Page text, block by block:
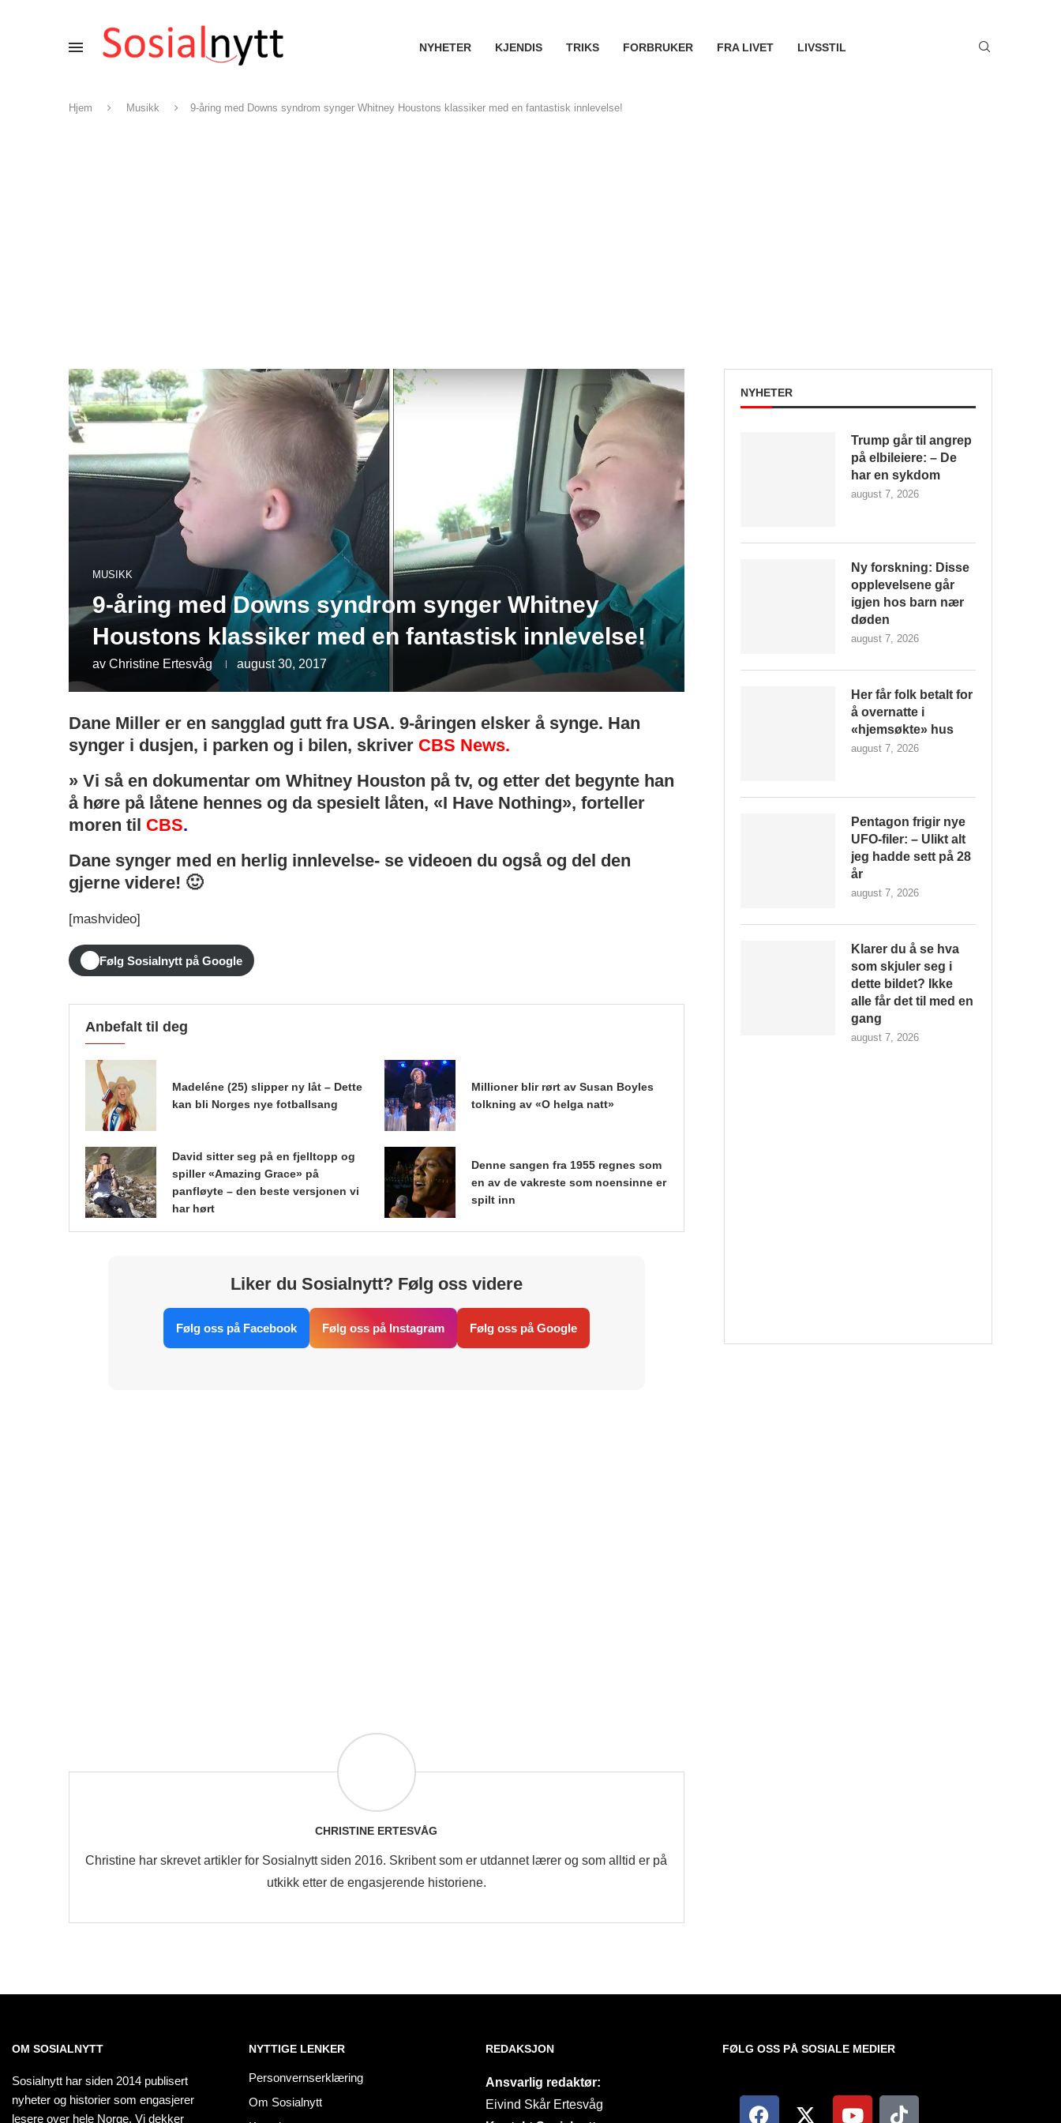
NYHETER KJENDIS TRIKS FORBRUKER FRA LIVET LIVSSTIL
Hjem Musikk 9-åring med Downs syndrom synger Whitney Houstons klassiker med en fantastisk innlevelse!
MUSIKK
9-åring med Downs syndrom synger Whitney
Houstons klassiker med en fantastisk innlevelse!
av Christine Ertesvåg august 30, 2017
Dane Miller er en sangglad gutt fra USA. 9-åringen elsker å synge. Han
synger i dusjen, i parken og i bilen, skriver CBS News.
» Vi så en dokumentar om Whitney Houston på tv, og etter det begynte han
å høre på låtene hennes og da spesielt låten, «I Have Nothing», forteller
moren til CBS.
Dane synger med en herlig innlevelse- se videoen du også og del den
gjerne videre! 🙂
[mashvideo]
Følg Sosialnytt på Google
Anbefalt til deg
Madeléne (25) slipper ny låt – Dette
kan bli Norges nye fotballsang
Millioner blir rørt av Susan Boyles
tolkning av «O helga natt»
David sitter seg på en fjelltopp og
spiller «Amazing Grace» på
panfløyte – den beste versjonen vi
har hørt
Denne sangen fra 1955 regnes som
en av de vakreste som noensinne er
spilt inn
Liker du Sosialnytt? Følg oss videre
Følg oss på Facebook Følg oss på Instagram Følg oss på Google
CHRISTINE ERTESVÅG
Christine har skrevet artikler for Sosialnytt siden 2016. Skribent som er utdannet lærer og som alltid er på
utkikk etter de engasjerende historiene.
NYHETER
Trump går til angrep
på elbileiere: – De
har en sykdom
august 7, 2026
Ny forskning: Disse
opplevelsene går
igjen hos barn nær
døden
august 7, 2026
Her får folk betalt for
å overnatte i
«hjemsøkte» hus
august 7, 2026
Pentagon frigir nye
UFO-filer: – Ulikt alt
jeg hadde sett på 28
år
august 7, 2026
Klarer du å se hva
som skjuler seg i
dette bildet? Ikke
alle får det til med en
gang
august 7, 2026
OM SOSIALNYTT
Sosialnytt har siden 2014 publisert
nyheter og historier som engasjerer
lesere over hele Norge. Vi dekker
NYTTIGE LENKER
Personvernserklæring
Om Sosialnytt
REDAKSJON
Ansvarlig redaktør:
Eivind Skår Ertesvåg
FØLG OSS PÅ SOSIALE MEDIER​